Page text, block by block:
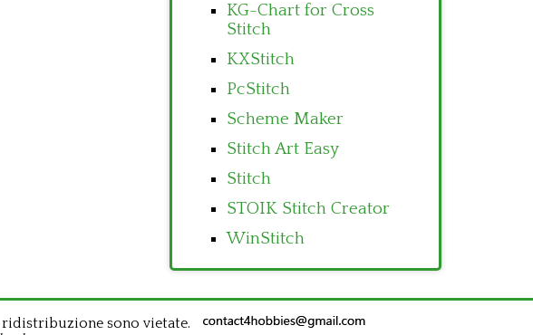
KG-Chart for Cross
Stitch
KXStitch
PcStitch
Scheme Maker
Stitch Art Easy
Stitch
STOIK Stitch Creator
WinStitch
sono vietate.